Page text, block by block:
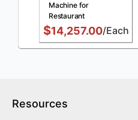
Machine for
Restaurant
$14,257.00/Each
Resources